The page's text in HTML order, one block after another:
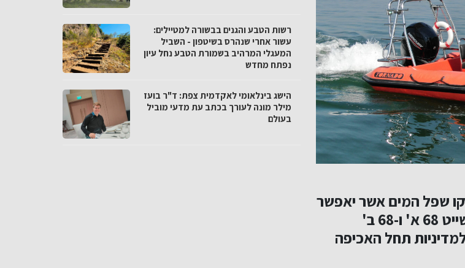
שפל המים אשר יאפשר
הגשת כתב אישום עקב עבירה על תקנות בטיחות השייט 68 א' ו-68 ב'
מטר. בהתאם למדיניות תחל האכיפה
רשות הטבע והגנים בבשורה למטיילים:
עשור אחרי שנהרס בשיטפון - השביל
המעגלי המרהיב בשמורת הטבע נחל עיון
נפתח מחדש
הישג בינלאומי לאקדמית צפת: ד"ר בועז
מילר מונה לעורך בכתב עת מדעי מוביל
בעולם